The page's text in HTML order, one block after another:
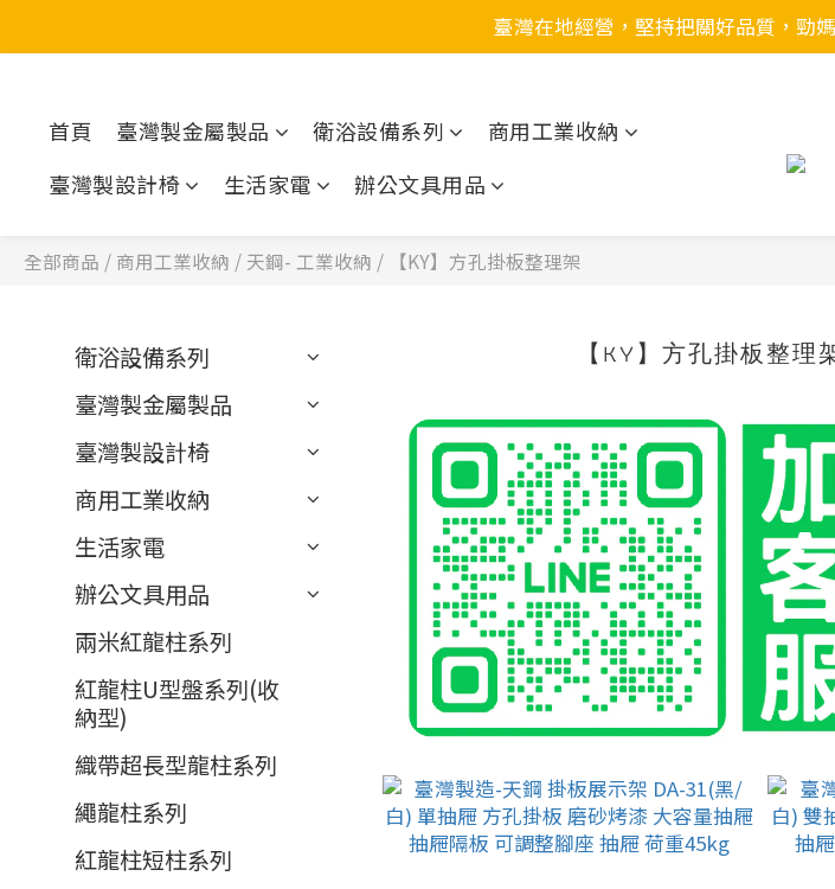
臺灣在地經營，堅持把關好品質，勁
首頁 臺灣製金屬製品 衛浴設備系列
商用工業收納
臺灣製設計椅
生活家電 辦公文具用品
全部商品 / 商用工業收納 / 天鋼- 工業收納 / 【KY】方孔掛板整理架
衛浴設備系列
臺灣製金屬製品
臺灣製設計椅
商用工業收納
生活家電
辦公文具用品
兩米紅龍柱系列
紅龍柱U型盤系列(收
納型)
織帶超長型龍柱系列
繩龍柱系列
紅龍柱短柱系列
【KY】方孔掛板整理